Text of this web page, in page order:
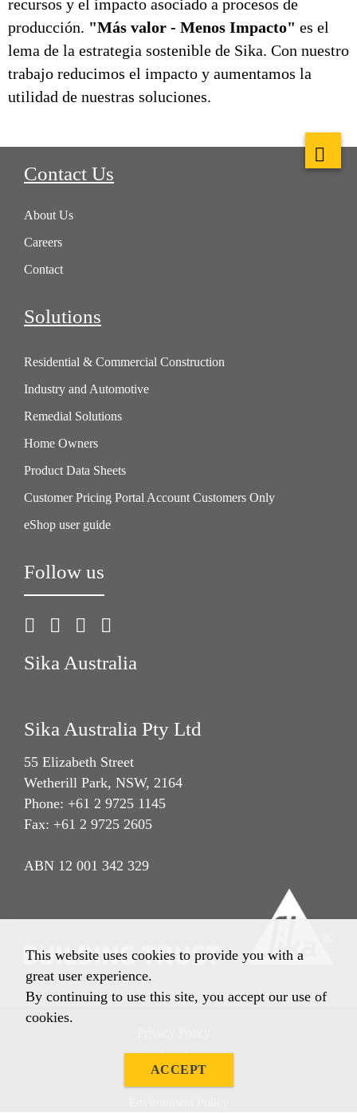
recursos y el impacto asociado a procesos de
producción. "Más valor - Menos Impacto" es el
lema de la estrategia sostenible de Sika. Con nuestro
trabajo reducimos el impacto y aumentamos la
utilidad de nuestras soluciones.
Contact Us
About Us
Careers
Contact
Solutions
Residential & Commercial Construction
Industry and Automotive
Remedial Solutions
Home Owners
Product Data Sheets
Customer Pricing Portal Account Customers Only
eShop user guide
Follow us
Sika Australia
Sika Australia Pty Ltd
55 Elizabeth Street
Wetherill Park, NSW, 2164
Phone: +61 2 9725 1145
Fax: +61 2 9725 2605
ABN 12 001 342 329
Imprint
This website uses cookies to provide you with a
great user experience.
By continuing to use this site, you accept our use of
cookies.
ACCEPT